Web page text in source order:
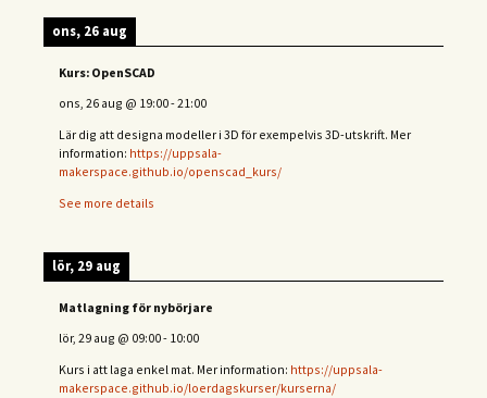
ons, 26 aug
Kurs: OpenSCAD
ons, 26 aug @ 19:00-21:00
Lär dig att designa modeller i 3D för exempelvis 3D-utskrift. Mer
information: https://uppsala-
makerspace.github.io/openscad_kurs/
See more details
lör, 29 aug
Matlagning för nybörjare
lör, 29 aug @ 09:00- 10:00
Kurs i att laga enkel mat. Mer information: https://uppsala-
makerspace.github.io/loerdagskurser/kurserna/